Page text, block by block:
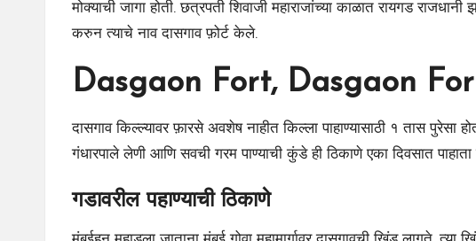
मोक्याची जागा होती. छत्रपती शिवाजी महाराजांच्या काळात रायगड
करुन त्याचे नाव दासगाव फ़ोर्ट केले.
Dasgaon Fort, Dasgaon
दासगाव किल्ल्यावर फ़ारसे अवशेष नाहीत किल्ला पाहाण्यासाठी १ तास पुरेसा
गंधारपाले लेणी आणि सवची गरम पाण्याची कुंडे ही ठिकाणे एका दिवसात पाहाता
गडावरील पहाण्याची ठिकाणे